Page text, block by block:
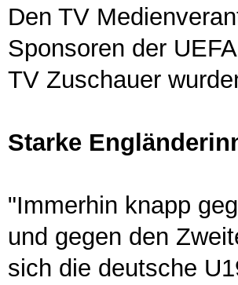
Den TV
Sponsoren der
TV Zuschauer
Starke
"Immerhin knapp
und gegen den
sich die deutsche